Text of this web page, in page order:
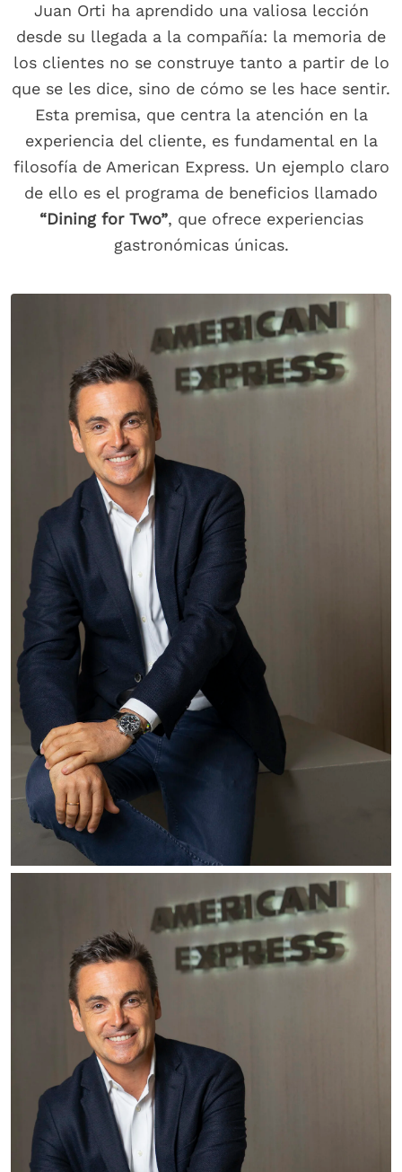
Juan Orti ha aprendido una valiosa lección
desde su llegada a la compañía: la memoria de
los clientes no se construye tanto a partir de lo
que se les dice, sino de cómo se les hace sentir.
Esta premisa, que centra la atención en la
experiencia del cliente, es fundamental en la
filosofía de American Express. Un ejemplo claro
de ello es el programa de beneficios llamado
“Dining for Two”, que ofrece experiencias
gastronómicas únicas.